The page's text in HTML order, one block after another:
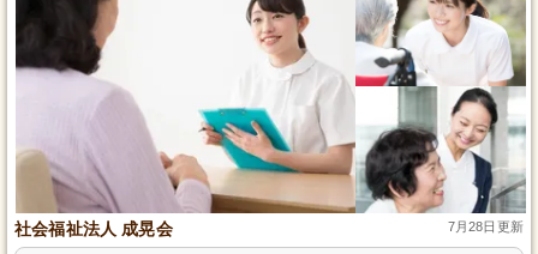
社会福祉法人 成晃会 7月28日更新